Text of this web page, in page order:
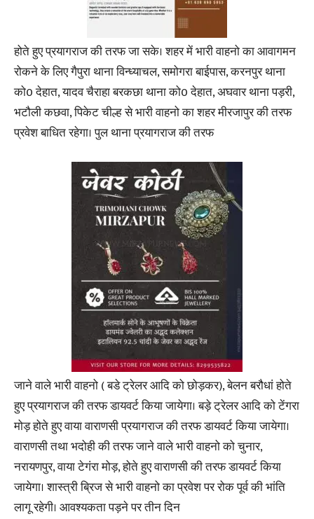
होते हुए प्रयागराज की तरफ जा सके। शहर में भारी वाहनो का आवागमन
रोकने के लिए गैपुरा थाना विन्ध्याचल, समोगरा बाईपास, करनपुर थाना
को0 देहात, यादव चैराहा बरकछा थाना को0 देहात, अघवार थाना पड़री,
भटौली कछवा, पिकेट चील्ह से भारी वाहनो का शहर मीरजापुर की तरफ
प्रवेश बाधित रहेगा। पुल थाना प्रयागराज की तरफ
जाने वाले भारी वाहनो ( बडे ट्रेलर आदि को छोड़कर), बेलन बरौधां होते
हुए प्रयागराज की तरफ डायवर्ट किया जायेगा। बड़े ट्रेलर आदि को टेंगरा
मोड़ होते हुए वाया वाराणसी प्रयागराज की तरफ डायवर्ट किया जायेगा।
वाराणसी तथा भदोही की तरफ जाने वाले भारी वाहनो को चुनार,
नरायणपुर, वाया टेगंरा मोड़, होते हुए वाराणसी की तरफ डायवर्ट किया
जायेगा। शास्त्री ब्रिज से भारी वाहनो का प्रवेश पर रोक पूर्व की भांति
लागू रहेगी। आवश्यकता पड़ने पर तीन दिन